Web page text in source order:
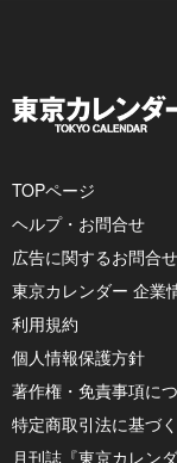
TOPページ
ヘルプ・お問合せ
広告に関するお問合せ
東京カレンダー 企業
利用規約
個人情報保護方針
著作権・免責事項に
特定商取引法に基づ
月刊誌『東京カレンダ